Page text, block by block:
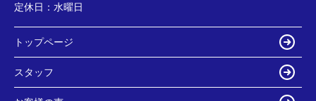
定休日： 水曜日
トップページ
スタッフ